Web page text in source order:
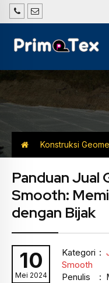
Konstruksi
Jual Konstruksi
Smooth
Panduan Jual
Smooth:
dengan Bijak
10
Mei 2024
Kategori :
Smooth
Penulis
: